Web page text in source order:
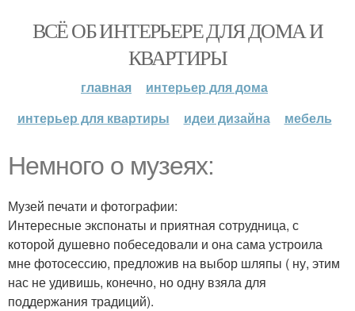
ВСЁ ОБ ИНТЕРЬЕРЕ ДЛЯ ДОМА И
КВАРТИРЫ
главная
интерьер для дома
интерьер для квартиры
идеи дизайна мебель
Немного о музеях:
Музей печати и фотографии:
Интересные экспонаты и приятная сотрудница, с
которой душевно побеседовали и она сама устроила
мне фотосессию, предложив на выбор шляпы ( ну, этим
нас не удивишь, конечно, но одну взяла для
поддержания традиций).